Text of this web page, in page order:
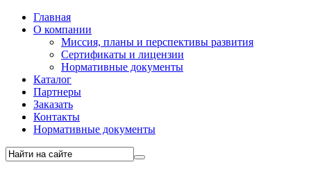
Главная
О компании
Миссия, планы и перспективы развития
Сертификаты и лицензии
Нормативные документы
Каталог
Партнеры
Заказать
Контакты
Нормативные документы